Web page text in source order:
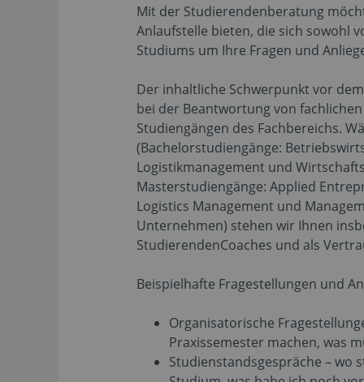
Mit der Studierendenberatung
Anlaufstelle bieten, die sich sowohl
Studiums um Ihre Fragen und
Der inhaltliche Schwerpunkt vor
bei der Beantwortung von
Studiengängen des Fachbereichs.
(Bachelorstudiengänge:
Logistikmanagement und
Masterstudiengänge: Applied
Logistics Management und
Unternehmen) stehen wir Ihnen
StudierendenCoaches und als
Beispielhafte Fragestellungen und
Organisatorische
Praxissemester machen, was
Studienstandsgespräche – wo